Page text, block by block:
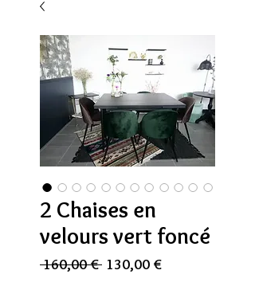
2 Chaises en
velours vert foncé
160,00 € Prix
130,00 €Prix